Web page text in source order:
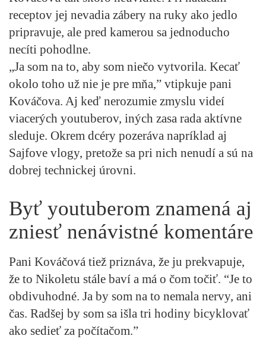
receptov jej nevadia zábery na ruky ako jedlo
pripravuje, ale pred kamerou sa jednoducho
necíti pohodlne.
„Ja som na to, aby som niečo vytvorila. Kecať
okolo toho už nie je pre mňa,” vtipkuje pani
Kováčova. Aj keď nerozumie zmyslu videí
viacerých youtuberov, iných zasa rada aktívne
sleduje. Okrem dcéry pozeráva napríklad aj
Sajfove vlogy, pretože sa pri nich nenudí a sú na
dobrej technickej úrovni.
Byť youtuberom znamená aj
zniesť nenávistné komentáre
Pani Kováčová tiež priznáva, že ju prekvapuje,
že to Nikoletu stále baví a má o čom točiť. “Je to
obdivuhodné. Ja by som na to nemala nervy, ani
čas. Radšej by som sa išla tri hodiny bicyklovať
ako sedieť za počítačom.”